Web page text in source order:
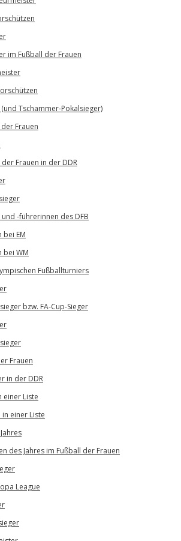
im Fußball der Frauen
Tschammer-Pokalsieger)
Frauen
Frauen in der DDR
-führerinnen des DFB
bei EM
bei WM
Fußballturniers
bzw. FA-Cup-Sieger
Frauen
in der DDR
einer Liste
in einer Liste
des Jahres im Fußball der Frauen
League